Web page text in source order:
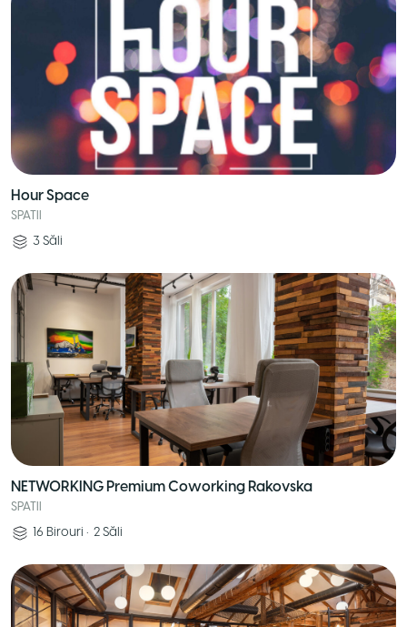
Hour Space
SPATII
3 Săli
NETWORKING Premium Coworking Rakovska
SPATII
16 Birouri • 2 Săli